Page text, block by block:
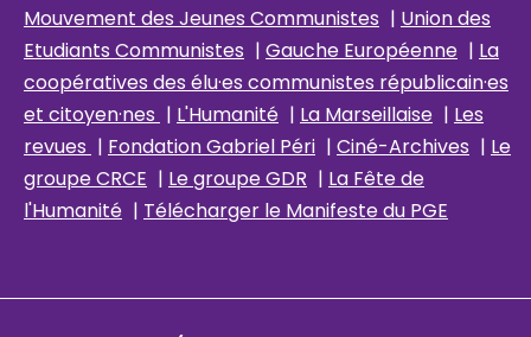
Mouvement des Jeunes Communistes | Union des
Etudiants Communistes | Gauche Européenne | La
coopératives des élu·es communistes républicain·es
et citoyen·nes | L'Humanité | La Marseillaise | Les
revues | Fondation Gabriel Péri | Ciné-Archives | Le
groupe CRCE | Le groupe GDR | La Fête de
l'Humanité | Télécharger le Manifeste du PGE